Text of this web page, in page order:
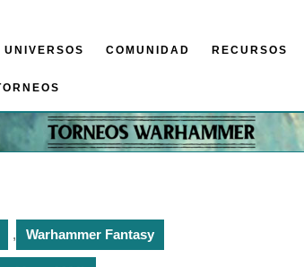
UNIVERSOS COMUNIDAD RECURSOS
, Warhammer Fantasy